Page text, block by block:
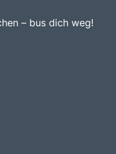
– bus dich weg!